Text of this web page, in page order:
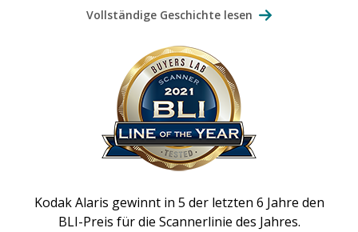
Vollständige Geschichte lesen
Kodak Alaris gewinnt in 5 der letzten 6 Jahre den
BLI-Preis für die Scannerlinie des Jahres.